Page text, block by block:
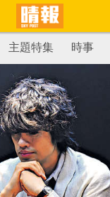
主題特集 時事